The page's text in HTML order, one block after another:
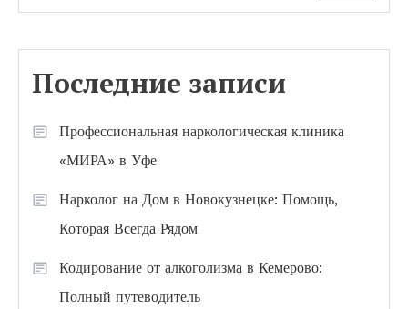
Последние записи
Профессиональная наркологическая клиника
«МИРА» в Уфе
Нарколог на Дом в Новокузнецке: Помощь,
Которая Всегда Рядом
Кодирование от алкоголизма в Кемерово:
Полный путеводитель